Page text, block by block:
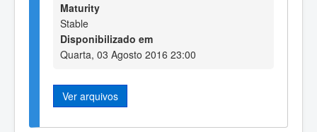
Maturity
Stable
Disponibilizado em
Quarta, 03 Agosto 2016 23:00
Ver arquivos